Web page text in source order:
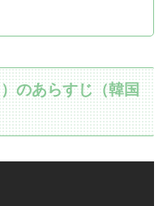
のあらすじ（韓国